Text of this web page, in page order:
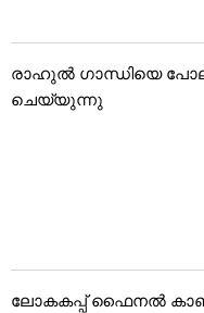
രാഹുൽ ഗാന്ധിയെ
ചെയ്യുന്നു
ലോകകപ്പ് ഫൈനൽ